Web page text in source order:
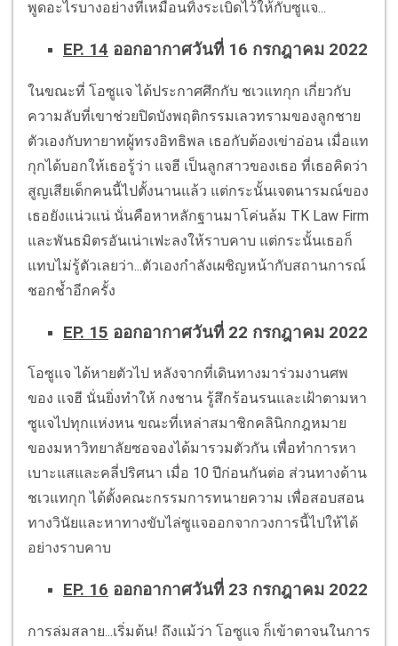
พูดอะไรบางอย่างที่เหมือนทิ้งระเบิดไว้ให้กับซูแจ...
EP. 14 ออกอากาศวันที่ 16 กรกฎาคม 2022
ในขณะที่ โอซูแจ ได้ประกาศศึกกับ ชเวแทกุก เกี่ยวกับ
ความลับที่เขาช่วยปิดบังพฤติกรรมเลวทรามของลูกชาย
ตัวเองกับทายาทผู้ทรงอิทธิพล เธอกับต้องเข่าอ่อน เมื่อแท
กุกได้บอกให้เธอรู้ว่า แจฮี เป็นลูกสาวของเธอ ที่เธอคิดว่า
สูญเสียเด็กคนนี้ไปตั้งนานแล้ว แต่กระนั้นเจตนารมณ์ของ
เธอยังแน่วแน่ นั่นคือหาหลักฐานมาโค่นล้ม TK Law Firm
และพันธมิตรอันเน่าเฟะลงให้ราบคาบ แต่กระนั้นเธอก็
แทบไม่รู้ตัวเลยว่า...ตัวเองกำลังเผชิญหน้ากับสถานการณ์
ชอกช้ำอีกครั้ง
EP. 15 ออกอากาศวันที่ 22 กรกฎาคม 2022
โอซูแจ ได้หายตัวไป หลังจากที่เดินทางมาร่วมงานศพ
ของ แจฮี นั่นยิ่งทำให้ กงชาน รู้สึกร้อนรนและเฝ้าตามหา
ซูแจไปทุกแห่งหน ขณะที่เหล่าสมาชิกคลินิกกฎหมาย
ของมหาวิทยาลัยซอจองได้มารวมตัวกัน เพื่อทำการหา
เบาะแสและคลี่ปริศนา เมื่อ 10 ปีก่อนกันต่อ ส่วนทางด้าน
ชเวแทกุก ได้ตั้งคณะกรรมการทนายความ เพื่อสอบสอน
ทางวินัยและหาทางขับไล่ซูแจออกจากวงการนี้ไปให้ได้
อย่างราบคาบ
EP. 16 ออกอากาศวันที่ 23 กรกฎาคม 2022
การล่มสลาย...เริ่มต้น! ถึงแม้ว่า โอซูแจ ก็เข้าตาจนในการ